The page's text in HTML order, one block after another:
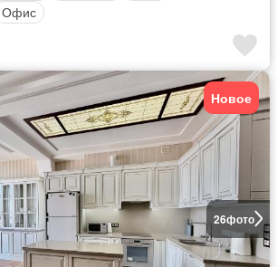
Офис
26фото
Новое